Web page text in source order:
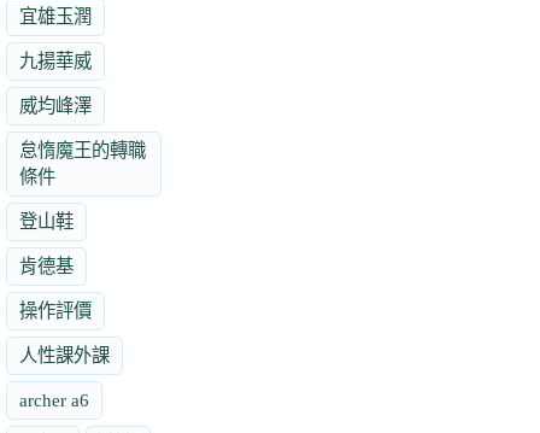
宜雄玉潤
九揚華威
威均峰澤
怠惰魔王的轉職
條件
登山鞋
肯德基
操作評價
人性課外課
archer a6